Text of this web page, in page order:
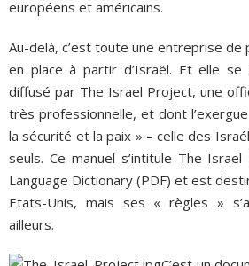
européens et américains.
Au-delà, c’est toute une entreprise
en place à partir d’Israël. Et elle se
diffusé par The Israel Project, une
très professionnelle, et dont
la sécurité et la paix » – celle des
seuls. Ce manuel s’intitule The Israel
Language Dictionary (PDF) et est
Etats-Unis, mais ses « règles »
ailleurs.